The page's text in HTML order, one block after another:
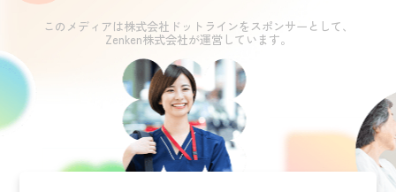
このメディアは株式会社ドットラインをスポンサーとして、
Zenken株式会社が運営しています。